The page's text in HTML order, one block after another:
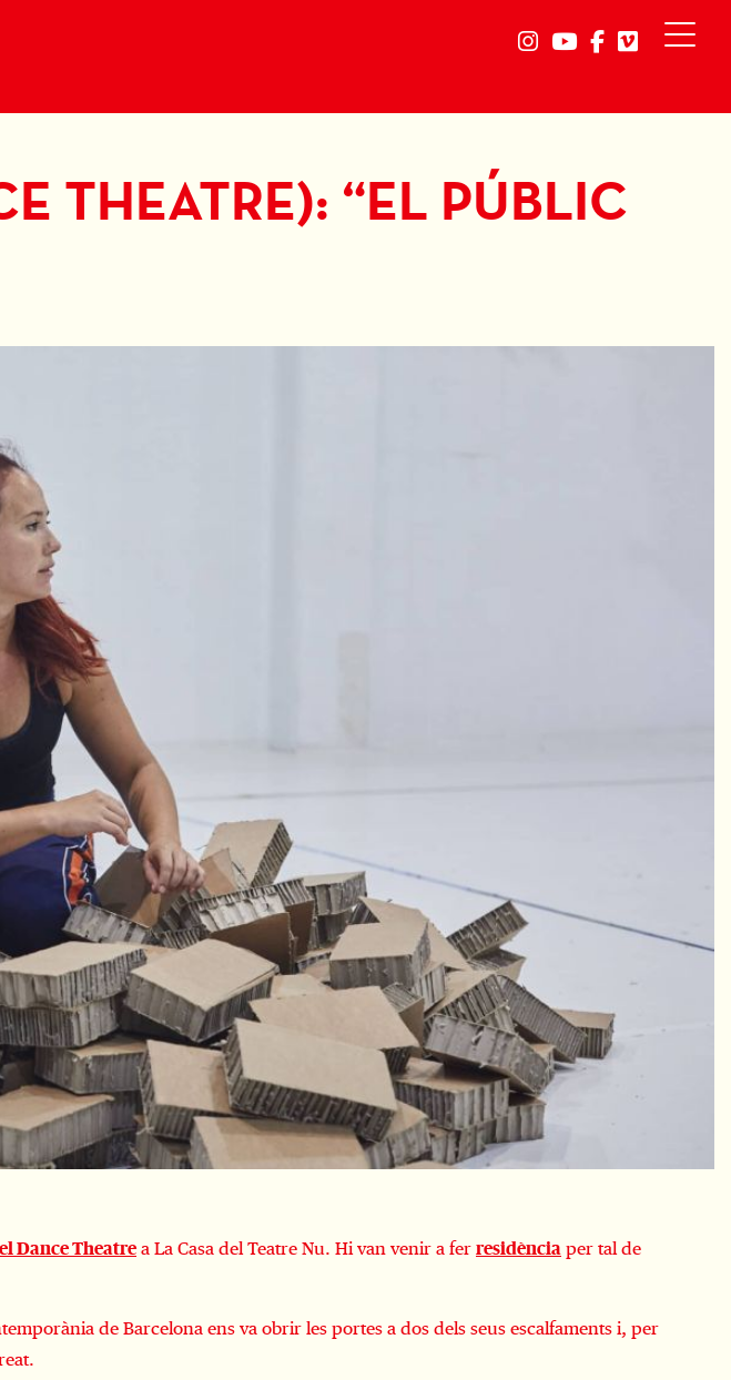
Link a instagram
Link a youtube
Link aLink a
THEATRE): “EL PÚBLIC
Dance Theatre a La Casa del Teatre Nu. Hi van venir a fer residència per tal de
de Barcelona ens va obrir les portes a dos dels seus escalfaments i, per